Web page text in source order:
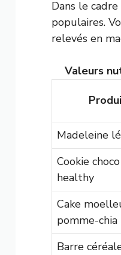
Dans le
populaires.
relevés en
Valeurs
Madeleine
Cookie choco
healthy
Cake
pomme-chia
Barre